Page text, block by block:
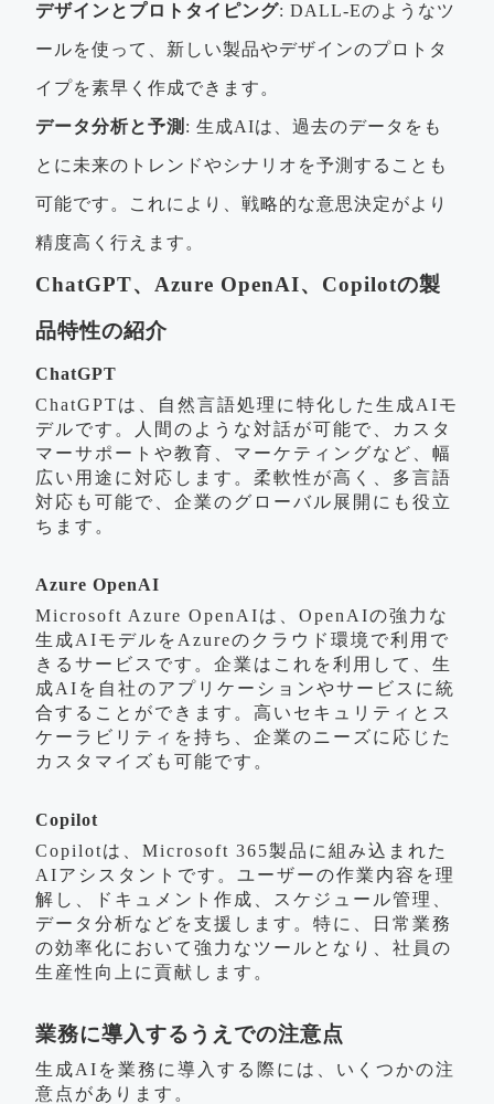
デザインとプロトタイピング: DALL-Eのようなツ
ールを使って、新しい製品やデザインのプロトタ
イプを素早く作成できます。
データ分析と予測 : 生成AIは、過去のデータをも
とに未来のトレンドやシナリオを予測することも
可能です。これにより、戦略的な意思決定がより
精度高く行えます。
ChatGPT、Azure OpenAI、Copilotの製
品特性の紹介
ChatGPT
ChatGPTは、自然言語処理に特化した生成AIモ
デルです。人間のような対話が可能で、カスタ
マーサポートや教育、マーケティングなど、幅
広い用途に対応します。柔軟性が高く、多言語
対応も可能で、企業のグローバル展開にも役立
ちます。
Azure OpenAI
Microsoft Azure OpenAIは、OpenAIの強力な
生成AIモデルをAzureのクラウド環境で利用で
きるサービスです。企業はこれを利用して、生
成AIを自社のアプリケーションやサービスに統
合することができます。高いセキュリティとス
ケーラビリティを持ち、企業のニーズに応じた
カスタマイズも可能です。
Copilot
Copilotは、Microsoft 365製品に組み込まれた
AIアシスタントです。ユーザーの作業内容を理
解し、ドキュメント作成、スケジュール管理、
データ分析などを支援します。特に、日常業務
の効率化において強力なツールとなり、社員の
生産性向上に貢献します。
業務に導入するうえでの注意点
生成AIを業務に導入する際には、いくつかの注
意点があります。